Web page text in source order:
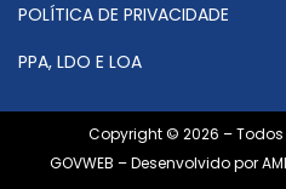
POLÍTICA DE PRIVACIDADE
PPA, LDO E LOA
Copyright © 2026 – Todos
GOVWEB – Desenvolvido por